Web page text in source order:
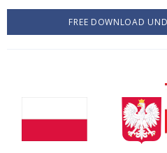
FREE DOWNLOAD